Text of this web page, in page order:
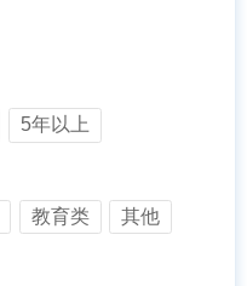
5年以上
教育类 其他